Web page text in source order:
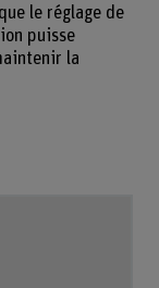
le réglage de
puisse
la